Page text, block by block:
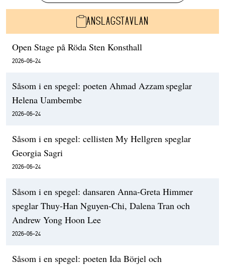
ANSLAGSTAVLAN
Open Stage på Röda Sten Konsthall
2026-06-24
Såsom i en spegel: poeten Ahmad Azzam speglar
Helena Uambembe
2026-06-24
Såsom i en spegel: cellisten My Hellgren speglar
Georgia Sagri
2026-06-24
Såsom i en spegel: dansaren Anna-Greta Himmer
speglar Thuy-Han Nguyen-Chi, Dalena Tran och
Andrew Yong Hoon Lee
2026-06-24
Såsom i en spegel: poeten Ida Börjel och